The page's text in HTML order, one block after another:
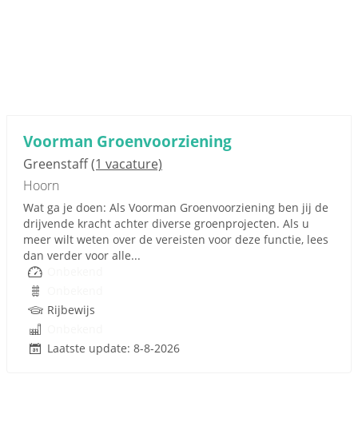
Voorman Groenvoorziening
Greenstaff(1 vacature)
Hoorn
Wat ga je doen: Als Voorman Groenvoorziening ben jij de
drijvende kracht achter diverse groenprojecten. Als u
meer wilt weten over de vereisten voor deze functie, lees
dan verder voor alle...
Rijbewijs
Laatste update: 8-8-2026